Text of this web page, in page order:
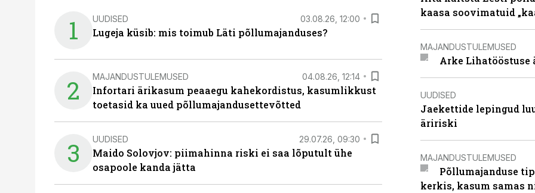
1 UUDISED 03.08.26, 12:00
Lugeja küsib: mis toimub Läti põllumajanduses?
2 MAJANDUSTULEMUSED 04.08.26, 12:14
Infortari ärikasum peaaegu kahekordistus, kasumlikkust
toetasid ka uued põllumajandusettevõtted
3 UUDISED 29.07.26, 09:30
Maido Solovjov: piimahinna riski ei saa lõputult ühe
osapoole kanda jätta
kaasa soovimatuid
MAJANDUSTULEMUSED
Arke Lihatööstuse
UUDISED
Jaekettide lepingud
äririski
MAJANDUSTULEMUSED
Põllumajanduse
kerkis, kasum samas